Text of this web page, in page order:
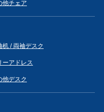
他チェア
机 / 両袖デスク
ーアドレス
他デスク